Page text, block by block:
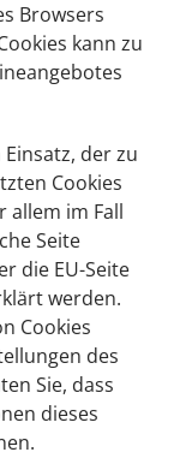
Browsers
kann zu
der zu
Cookies
allem im Fall
Seite
die EU-Seite
werden.
Cookies
des
Sie, dass
dieses